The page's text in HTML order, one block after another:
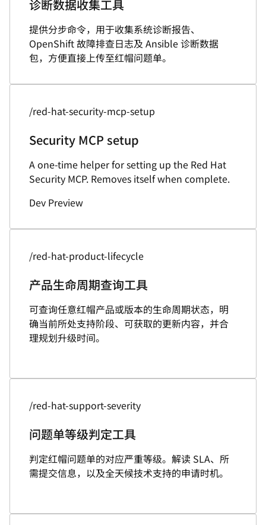
诊断数据收集工具
提供分步命令，用于收集系统诊断报告、
OpenShift 故障排查日志及 Ansible 诊断数据
包，方便直接上传至红帽问题单。
/red-hat-security-mcp-setup
Security MCP setup
A one-time helper for setting up the Red Hat
Security MCP. Removes itself when complete.
Dev Preview
/red-hat-product-lifecycle
产品生命周期查询工具
可查询任意红帽产品或版本的生命周期状态，明
确当前所处支持阶段、可获取的更新内容，并合
理规划升级时间。
/red-hat-support-severity
问题单等级判定工具
判定红帽问题单的对应严重等级。解读 SLA、所
需提交信息，以及全天候技术支持的申请时机。